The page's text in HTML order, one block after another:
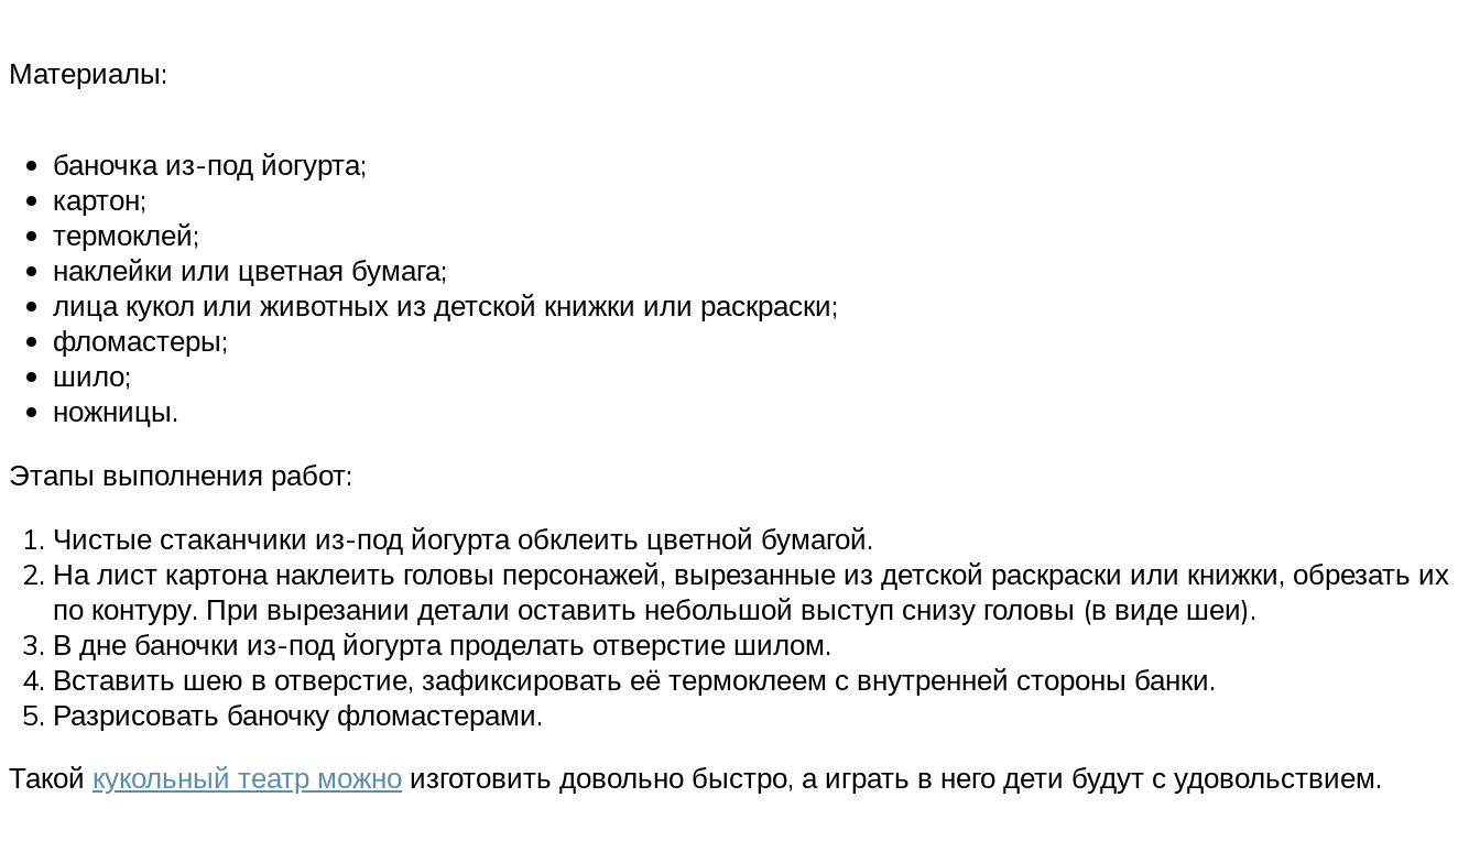
Материалы:
баночка из-под йогурта;
картон;
термоклей;
наклейки или цветная бумага;
лица кукол или животных из детской книжки или раскраски;
фломастеры;
шило;
ножницы.
Этапы выполнения работ:
Чистые стаканчики из-под йогурта обклеить цветной бумагой.
На лист картона наклеить головы персонажей, вырезанные из детской раскраски или книжки, обрезать их
по контуру. При вырезании детали оставить небольшой выступ снизу головы (в виде шеи).
В дне баночки из-под йогурта проделать отверстие шилом.
Вставить шею в отверстие, зафиксировать её термоклеем с внутренней стороны банки.
Разрисовать баночку фломастерами.
Такой кукольный театр можно изготовить довольно быстро, а играть в него дети будут с удовольствием.